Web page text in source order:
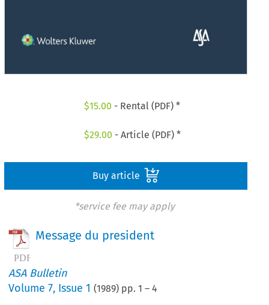
$15.00 - Rental (PDF) *
$29.00 - Article (PDF) *
Buy article
*service fee may apply
Message du president
ASA Bulletin
Volume7, Issue 1 (1989) pp.1 –4